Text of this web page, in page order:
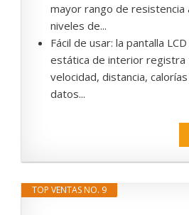
mayor rango de resistencia
niveles de...
Fácil de usar: la pantalla
estática de interior registra
velocidad, distancia,
datos...
TOP VENTAS NO. 9